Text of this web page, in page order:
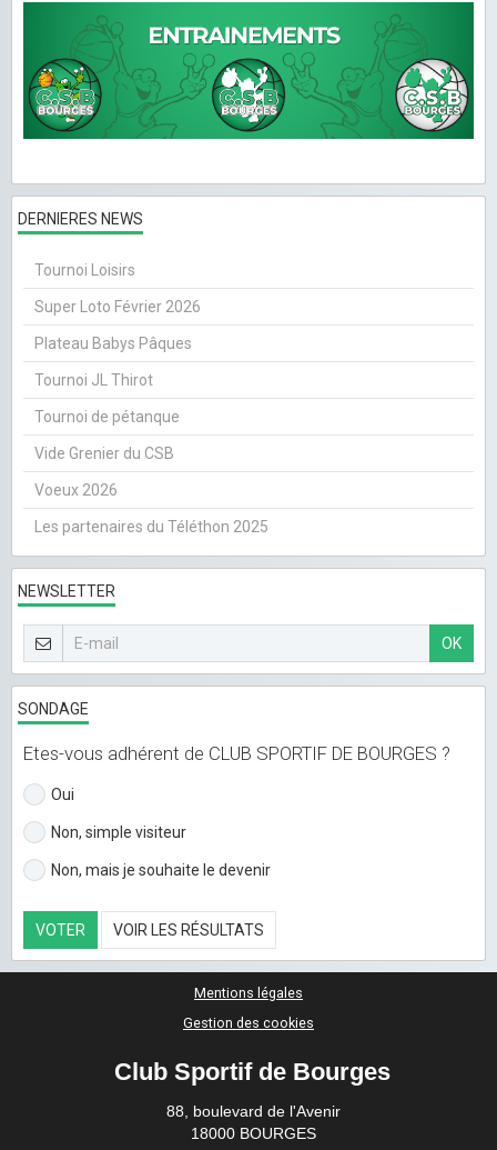
DERNIERES NEWS
Tournoi Loisirs
Super Loto Février 2026
Plateau Babys Pâques
Tournoi JL Thirot
Tournoi de pétanque
Vide Grenier du CSB
Voeux 2026
Les partenaires du Téléthon 2025
NEWSLETTER
OK
SONDAGE
Etes-vous adhérent de CLUB SPORTIF DE BOURGES ?
Oui
Non, simple visiteur
Non, mais je souhaite le devenir
VOTER VOIR LES RÉSULTATS
Mentions légales
Gestion des cookies
Club Sportif de Bourges
88, boulevard de l'Avenir
18000 BOURGES